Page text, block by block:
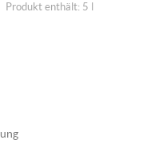
Produkt enthält: 5